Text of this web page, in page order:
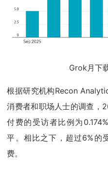
Grok月下
根据研究机构Recon
消费者和职场人士的调查，
付费的受访者比例为
平。相比之下，超过6%的
费。